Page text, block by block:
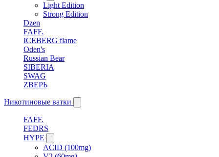
Light Edition
Strong Edition
Dzen
FAFF.
ICEBERG flame
Oden's
Russian Bear
SIBERIA
SWAG
ZВЕРЬ
Никотиновые ватки
FAFF.
FEDRS
HYPE
ACID (100mg)